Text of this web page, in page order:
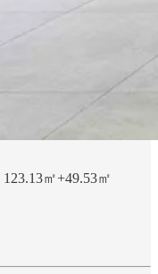
㎡+49.53㎡